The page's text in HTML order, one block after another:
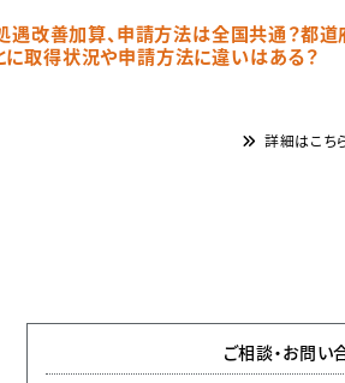
遇改善加算、申請方法は全国共通？都道
に取得状況や申請方法に違いはある？
詳細はこち
ご相談・お問い